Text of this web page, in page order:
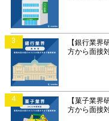
3
【銀行業界
方から面接
4
【菓子業界
方から面接